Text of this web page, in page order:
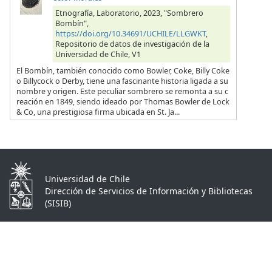
Etnografía, Laboratorio, 2023, "Sombrero
Bombín",
https://doi.org/10.34691/UCHILE/LLGWKT,
Repositorio de datos de investigación de la
Universidad de Chile, V1
El Bombín, también conocido como Bowler, Coke, Billy Coke
o Billycock o Derby, tiene una fascinante historia ligada a su
nombre y origen. Este peculiar sombrero se remonta a su c
reación en 1849, siendo ideado por Thomas Bowler de Lock
& Co, una prestigiosa firma ubicada en St. Ja...
Universidad de Chile
Dirección de Servicios de Información y Bibliotecas
(SISIB)